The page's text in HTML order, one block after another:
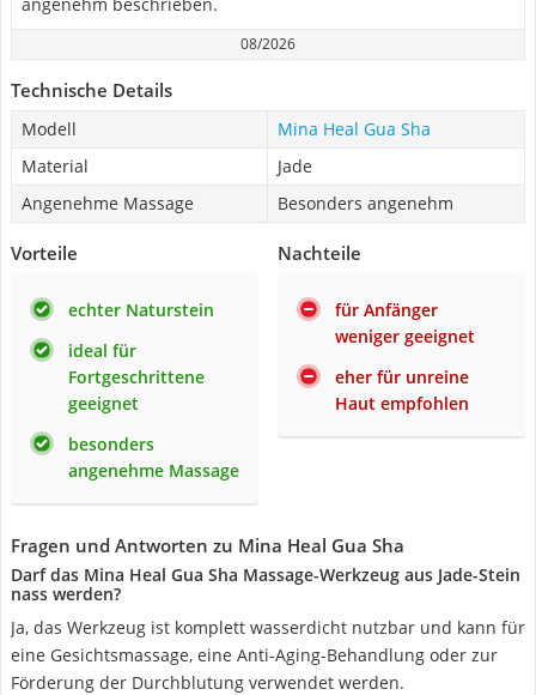
08/2026
Technische Details
Modell
Mina Heal Gua Sha
Material
Jade
Angenehme Massage
Besonders angenehm
Vorteile
echter Naturstein
ideal für
Fortgeschrittene
geeignet
besonders
angenehme Massage
Nachteile
für Anfänger
weniger geeignet
eher für unreine
Haut empfohlen
Fragen und Antworten zu Mina Heal Gua Sha
Darf das Mina Heal Gua Sha Massage-Werkzeug aus Jade-Stein
nass werden?
Ja, das Werkzeug ist komplett wasserdicht nutzbar und kann für
eine Gesichtsmassage, eine Anti-Aging-Behandlung oder zur
Förderung der Durchblutung verwendet werden.